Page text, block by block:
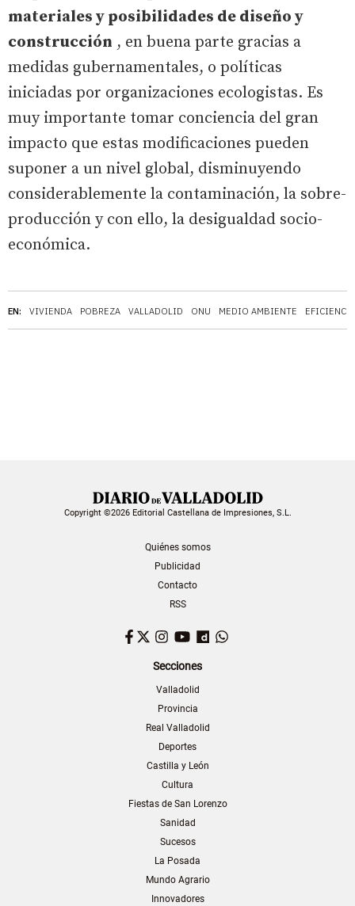
EN: VIVIENDA POBREZA VALLADOLID ONU MEDIO AMBIENTE
materiales y posibilidades de diseño y
construcción , en buena parte gracias a
medidas gubernamentales, o políticas
iniciadas por organizaciones ecologistas. Es
muy importante tomar conciencia del gran
impacto que estas modificaciones pueden
suponer a un nivel global, disminuyendo
considerablemente la contaminación, la sobre-
producción y con ello, la desigualdad socio-
económica.
Copyright ©2026 Editorial Castellana de Impresiones, S.L.
Quiénes somos
Publicidad
Contacto
RSS
Facebook
TwitterInstagram
YouTubeDailymotion
Secciones
Valladolid
Provincia
Real Valladolid
Deportes
Castilla y León
Cultura
Fiestas de San Lorenzo
Sanidad
Sucesos
La Posada
Mundo Agrario
Innovadores